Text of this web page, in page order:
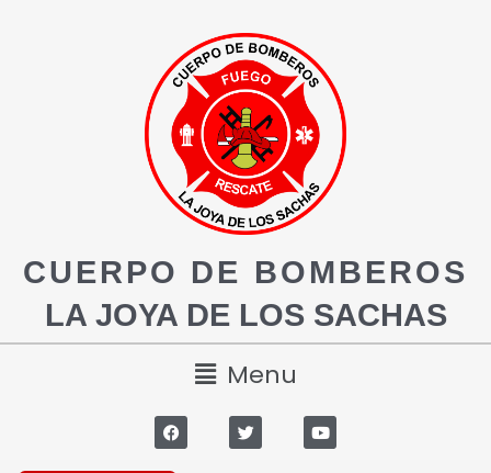
CUERPO DE BOMBEROS
LA JOYA DE LOS SACHAS
Menu